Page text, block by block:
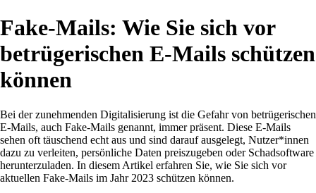
Fake-Mails: Wie Sie sich vor
betrügerischen E-Mails schützen
können
Bei der zunehmenden Digitalisierung ist die Gefahr von betrügerischen
E-Mails, auch Fake-Mails genannt, immer präsent. Diese E-Mails
sehen oft täuschend echt aus und sind darauf ausgelegt, Nutzer*innen
dazu zu verleiten, persönliche Daten preiszugeben oder Schadsoftware
herunterzuladen. In diesem Artikel erfahren Sie, wie Sie sich vor
aktuellen Fake-Mails im Jahr 2023 schützen können.